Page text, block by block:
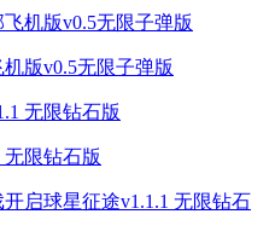
版v0.5无限子弹版
限钻石版